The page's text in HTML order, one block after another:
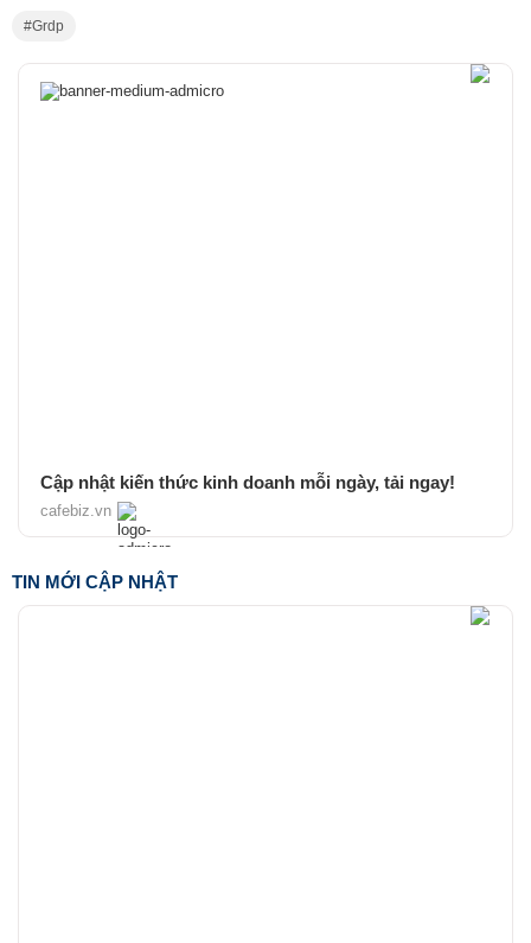
Grdp
Cập nhật kiến thức kinh doanh mỗi ngày, tải ngay!
cafebiz.vn
TIN MỚI CẬP NHẬT